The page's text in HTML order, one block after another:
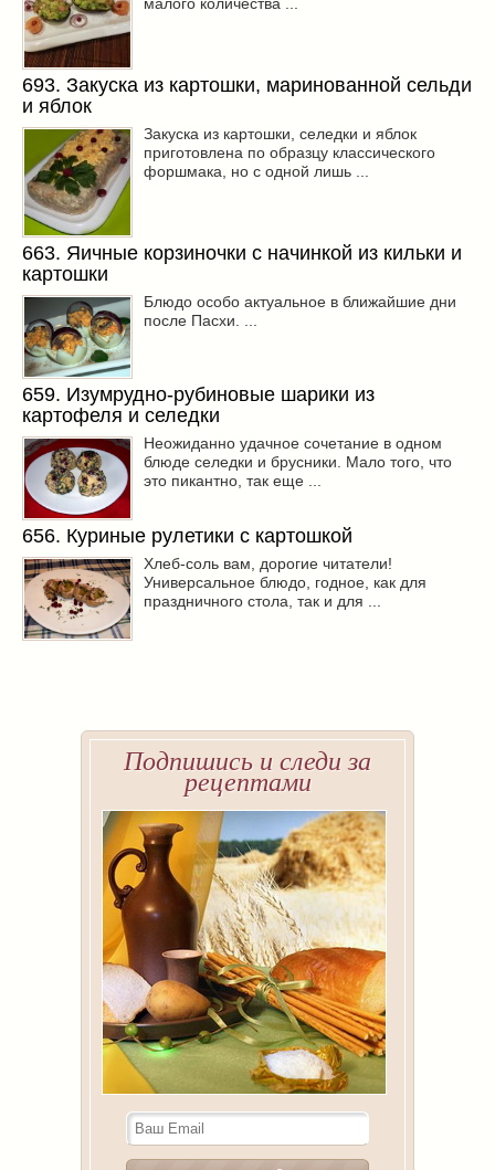
693. Закуска из картошки, маринованной сельди
и яблок
Закуска из картошки, селедки и яблок
приготовлена по образцу классического
форшмака, но с одной лишь ...
663. Яичные корзиночки с начинкой из кильки и
картошки
Блюдо особо актуальное в ближайшие дни
после Пасхи. ...
659. Изумрудно-рубиновые шарики из
картофеля и селедки
Неожиданно удачное сочетание в одном
блюде селедки и брусники. Мало того, что
это пикантно, так еще ...
656. Куриные рулетики с картошкой
Хлеб-соль вам, дорогие читатели!
Универсальное блюдо, годное, как для
праздничного стола, так и для ...
Подпишись и следи за
рецептами